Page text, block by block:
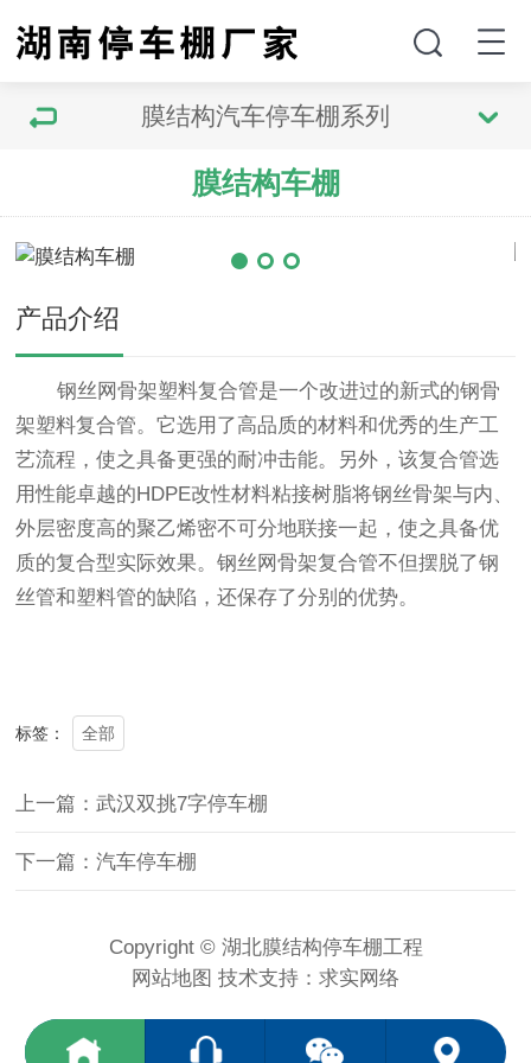
膜结构汽车停车棚系列
膜结构车棚
产品介绍
钢丝网骨架塑料复合管是一个改进过的新式的钢骨
架塑料复合管。它选用了高品质的材料和优秀的生产工
艺流程，使之具备更强的耐冲击能。另外，该复合管选
用性能卓越的HDPE改性材料粘接树脂将钢丝骨架与内、
外层密度高的聚乙烯密不可分地联接一起，使之具备优
质的复合型实际效果。钢丝网骨架复合管不但摆脱了钢
丝管和塑料管的缺陷，还保存了分别的优势。
标签： 全部
上一篇：武汉双挑7字停车棚
下一篇：汽车停车棚
Copyright © 湖北膜结构停车棚工程
网站地图 技术支持： 求实网络